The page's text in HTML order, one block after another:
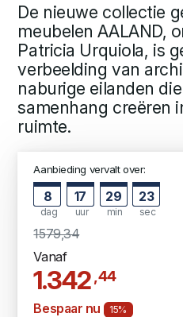
De nieuwe collectie
meubelen AALAND,
Patricia Urquiola, is
verbeelding van
naburige eilanden
samenhang creëren
ruimte.
Aanbieding vervalt over:
8
dag
17
uur
29
min
22
sec
1579,34
Vanaf
1.342,44
Bespaar nu 15%